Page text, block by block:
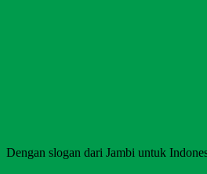
Dengan slogan dari Jambi untuk